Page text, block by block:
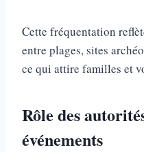
Cette fréquentation
entre plages, sites
ce qui attire familles et
Rôle des
événements